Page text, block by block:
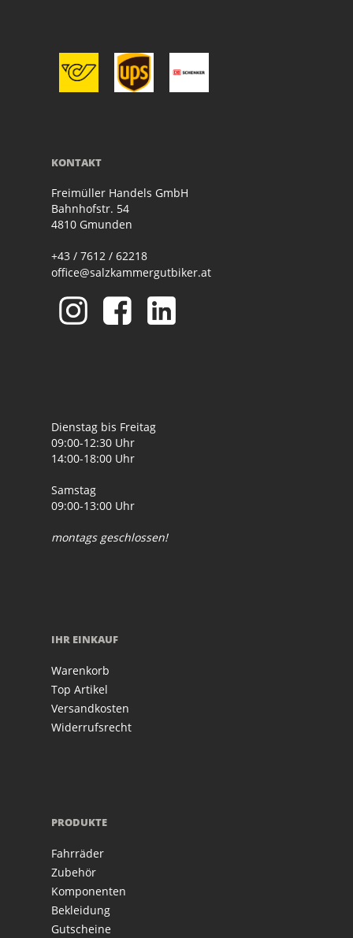
KONTAKT
Freimüller Handels GmbH
Bahnhofstr. 54
4810 Gmunden
+43 / 7612 / 62218
office@salzkammergutbiker.at
Dienstag bis Freitag
09:00-12:30 Uhr
14:00-18:00 Uhr
Samstag
09:00-13:00 Uhr
montags geschlossen!
IHR EINKAUF
Warenkorb
Top Artikel
Versandkosten
Widerrufsrecht
PRODUKTE
Fahrräder
Zubehör
Komponenten
Bekleidung
Gutscheine